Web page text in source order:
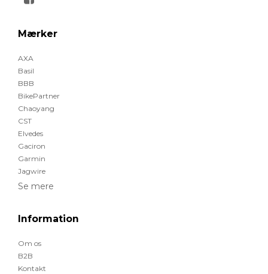
Mærker
AXA
Basil
BBB
BikePartner
Chaoyang
CST
Elvedes
Gaciron
Garmin
Jagwire
Se mere
Information
Om os
B2B
Kontakt